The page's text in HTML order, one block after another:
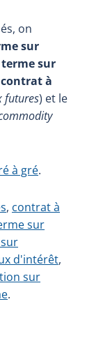
on
sur
sur
contrat à
futures) et le
à gré.
, contrat à
sur
d'intérêt,
sur
.